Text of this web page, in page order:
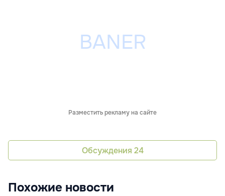
Разместить рекламу на сайте
Обсуждения 24
Похожие новости